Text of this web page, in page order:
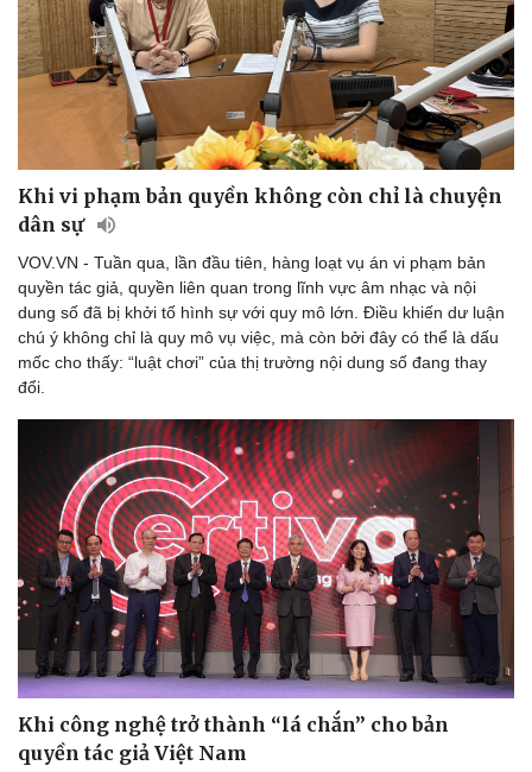
Doanh nghiệp
Thông tin doanh nghiệp
Doanh nghiệp 24h
Doanh nhân
Vì cộng đồng
Công nghệ
Sành điệu
Tin Công nghệ
Trải nghiệm
Khi vi phạm bản quyền không còn chỉ là chuyện
dân sự
VOV.VN - Tuần qua, lần đầu tiên, hàng loạt vụ án vi phạm bản
quyền tác giả, quyền liên quan trong lĩnh vực âm nhạc và nội
dung số đã bị khởi tố hình sự với quy mô lớn. Điều khiến dư luận
chú ý không chỉ là quy mô vụ việc, mà còn bởi đây có thể là dấu
mốc cho thấy: “luật chơi” của thị trường nội dung số đang thay
đổi.
Khi công nghệ trở thành “lá chắn” cho bản
quyền tác giả Việt Nam